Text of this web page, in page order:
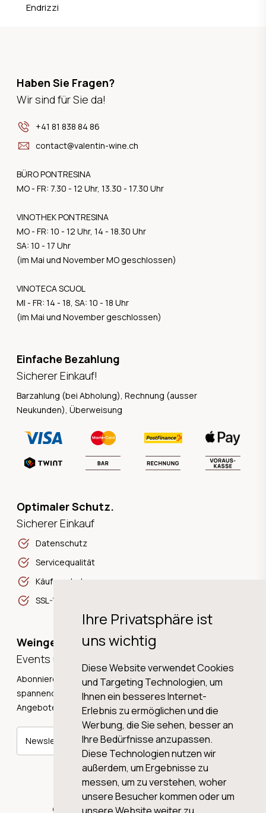
Ihre Privatsphäre ist
uns wichtig
Diese Website verwendet Cookies
und Targeting Technologien, um
Ihnen ein besseres Internet-
Erlebnis zu ermöglichen und die
Werbung, die Sie sehen, besser an
Ihre Bedürfnisse anzupassen.
Diese Technologien nutzen wir
außerdem, um Ergebnisse zu
messen, um zu verstehen, woher
unsere Besucher kommen oder um
Endrizzi
Haben Sie Fragen?
Wir sind für Sie da!
+41 81 838 84 86
contact@valentin-wine.ch
BÜRO PONTRESINA
MO - FR: 7.30 - 12 Uhr, 13.30 - 17.30 Uhr
VINOTHEK PONTRESINA
MO - FR: 10 - 12 Uhr, 14 - 18.30 Uhr
SA: 10 - 17 Uhr
(im Mai und November MO geschlossen)
VINOTECA SCUOL
MI - FR: 14 - 18, SA: 10 - 18 Uhr
(im Mai und November geschlossen)
Einfache Bezahlung
Sicherer Einkauf!
Barzahlung (bei Abholung), Rechnung (ausser
Neukunden), Überweisung
Optimaler Schutz.
Sicherer Einkauf
Datenschutz
Servicequalität
Käuferschutz
SSL-Verschlüsselung
Weingeschichten,
Events und Neuigkeiten!
Abonnieren Sie unseren Newsletter und erhalten Sie
spannende Weingeschichten, Neuigkeiten und tolle
Angebote direkt in Ihre Mailbox.
Newsletter abonnieren
© 2026 WINE AG VALENTIN & VON SALIS